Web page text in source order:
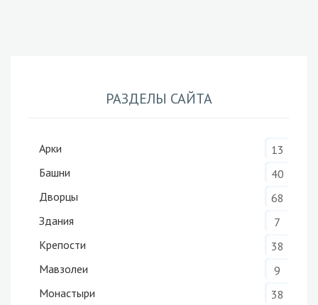
РАЗДЕЛЫ САЙТА
Арки
13
Башни
40
Дворцы
68
Здания
7
Крепости
38
Мавзолеи
9
Монастыри
38